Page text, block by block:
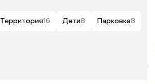
Территория16 Дети8 Парковка8